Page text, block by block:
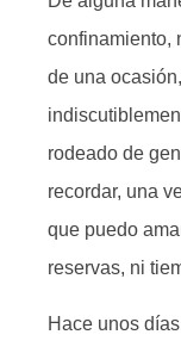
confinamiento,
de una
rodeado de
recordar, una
que puedo
reservas, ni
Hace unos